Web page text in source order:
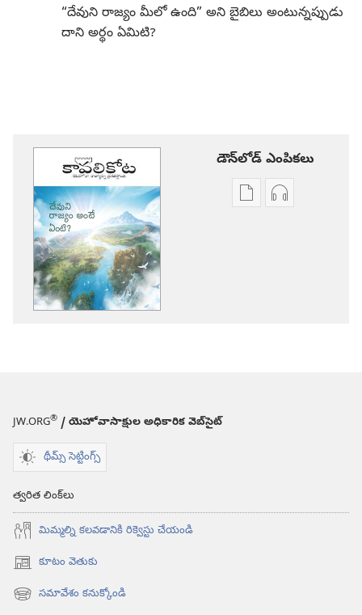
“దేవుని రాజ్యం మీలో ఉంది” అని బైబిలు అంటున్నప్పుడు
దాని అర్థం ఏమిటి?
డౌన్‌లోడ్‌ ఎంపికలు
ప్రచురణలఆడియో
JW.ORG® / యెహోవాసాక్షుల అధికారిక వెబ్‌సైట్‌
థీమ్స్ సెట్టింగ్స్
త్వరిత లింక్‌లు
మిమ్మల్ని కలవడానికి రిక్వెస్టు చేయండి
కూటం వెతుకు
(కొత్త
విండో
ఓపెన్‌
సమావేశం కనుక్కోండి
(కొత్త